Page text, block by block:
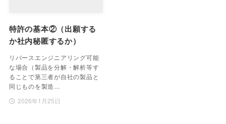
特許の基本②（出願する
か社内秘匿するか）
リバースエンジニアリング可能
な場合（製品を分解・解析等す
ることで第三者が自社の製品と
同じものを製造…
2026年1月25日